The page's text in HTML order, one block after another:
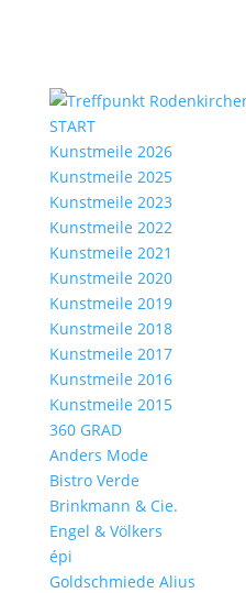
START
Kunstmeile 2026
Kunstmeile 2025
Kunstmeile 2023
Kunstmeile 2022
Kunstmeile 2021
Kunstmeile 2020
Kunstmeile 2019
Kunstmeile 2018
Kunstmeile 2017
Kunstmeile 2016
Kunstmeile 2015
360 GRAD
Anders Mode
Bistro Verde
Brinkmann & Cie.
Engel & Völkers
épi
Goldschmiede Alius